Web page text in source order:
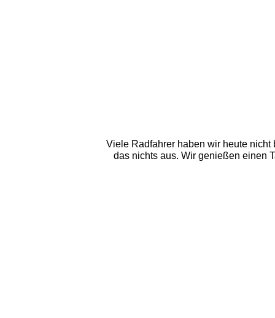
Viele Radfahrer haben wir heute
das nichts aus. Wir genießen einen